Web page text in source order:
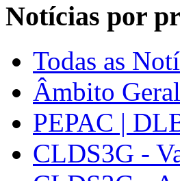
Notícias por
Todas as
Âmbito Geral
PEPAC |
CLDS3G -